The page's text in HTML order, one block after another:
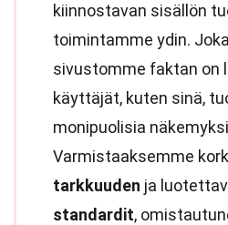
kiinnostavan sisällön
toimintamme ydin.
sivustomme faktan on
käyttäjät, kuten sinä,
monipuolisia
Varmistaaksemme
tarkkuuden ja
standardit,